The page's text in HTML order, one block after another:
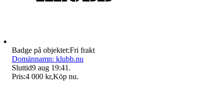
Badge på objektet:Fri frakt
Domännamn: klubb.nu
Sluttid9 aug 19:41 .
Pris:4 000 kr,Köp nu.